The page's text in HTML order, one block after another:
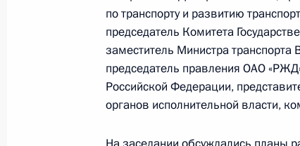
Открытие автодорожных
16 июля 2024 года, 11:15
Совещание с членами
по транспорту и развитию
председатель Комитета
заместитель Министра
председатель правления ОАО
Российской Федерации,
органов исполнительной власти,